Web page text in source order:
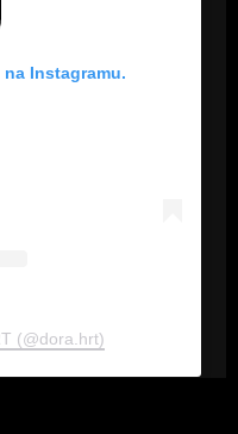
Instagramu.
(@dora.hrt)